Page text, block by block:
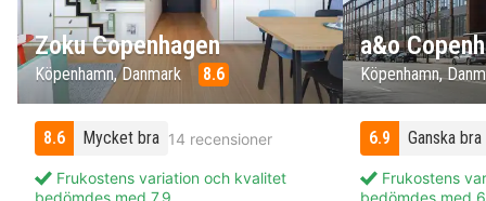
Zoku Copenhagen
Köpenhamn, Danmark 8.6
8.6 Mycket bra 14 recensioner
Frukostens variation och kvalitet
a&o
Köpenhamn,
6.9 Ganska bra
Frukostens